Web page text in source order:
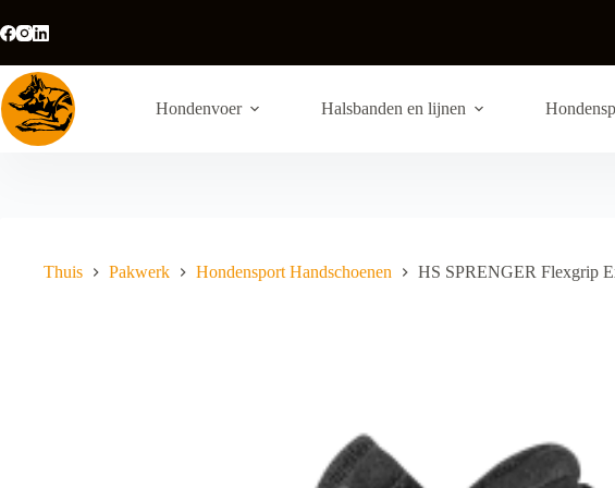
naar
de
inhoud
Hondenvoer Halsbanden en lijnen
Thuis Pakwerk Hondensport Handschoenen HS SPRENGER Flexgrip